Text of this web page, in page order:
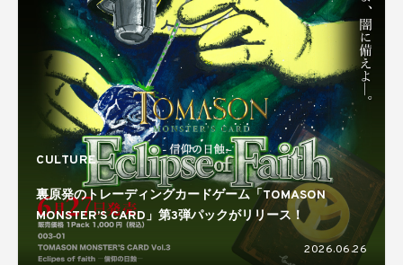
CULTURE
裏原発のトレーディングカードゲーム「TOMASON
MONSTER’S CARD」第3弾パックがリリース！
2026.06.26